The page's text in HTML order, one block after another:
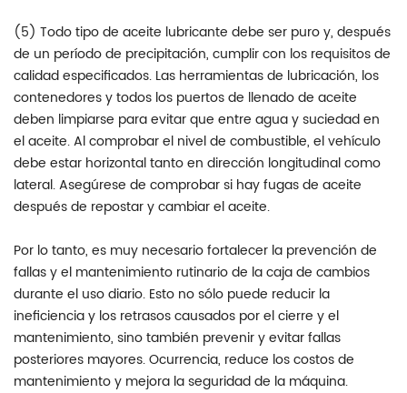
(5) Todo tipo de aceite lubricante debe ser puro y, después
de un período de precipitación, cumplir con los requisitos de
calidad especificados. Las herramientas de lubricación, los
contenedores y todos los puertos de llenado de aceite
deben limpiarse para evitar que entre agua y suciedad en
el aceite. Al comprobar el nivel de combustible, el vehículo
debe estar horizontal tanto en dirección longitudinal como
lateral. Asegúrese de comprobar si hay fugas de aceite
después de repostar y cambiar el aceite.
Por lo tanto, es muy necesario fortalecer la prevención de
fallas y el mantenimiento rutinario de la caja de cambios
durante el uso diario. Esto no sólo puede reducir la
ineficiencia y los retrasos causados ​​por el cierre y el
mantenimiento, sino también prevenir y evitar fallas
posteriores mayores. Ocurrencia, reduce los costos de
mantenimiento y mejora la seguridad de la máquina.